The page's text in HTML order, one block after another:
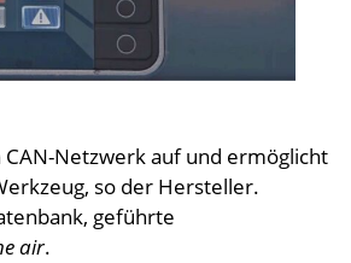
Netzwerk auf und ermöglicht
so der Hersteller.
geführte
air.